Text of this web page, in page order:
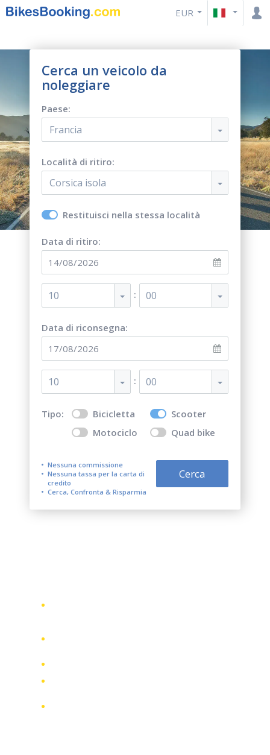
EUR
Cerca un veicolo da
noleggiare
Paese:
Francia
Località di ritiro:
Corsica isola
Restituisci nella stessa località
Data di ritiro:
10 : 00
Data di riconsegna:
10 : 00
Tipo: Bicicletta
Scooter
Motociclo
Quad bike
Nessuna commissione
Nessuna tassa per la carta di
credito
Cerca, Confronta & Risparmia
Cerca